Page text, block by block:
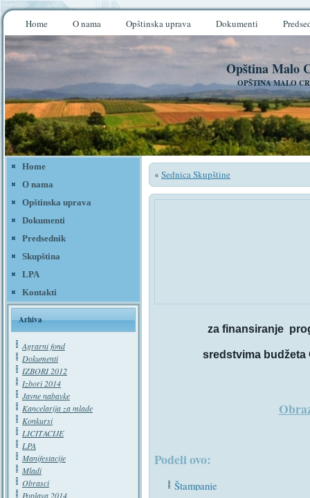
Home O nama Opštinska uprava Dokumenti
Opština Malo
OPŠTINA MALO
Home
O nama
Opštinska uprava
Dokumenti
Predsednik
Skupština
LPA
Kontakti
Arhiva
Agrarni fond
Dokumenti
IZBORI 2012
Izbori 2014
Javne nabavke
Kancelarija za mlade
Konkursi
LICITACIJE
LPA
Manifestacije
Mladi
Obrasci
Poplava 2014
« Sednica Skupštine
za finansiranje
sredstvima budžeta
Podeli ovo:
Štampanje